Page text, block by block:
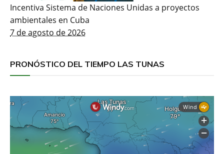
Incentiva Sistema de Naciones Unidas a proyectos
ambientales en Cuba
7 de agosto de 2026
PRONÓSTICO DEL TIEMPO LAS TUNAS